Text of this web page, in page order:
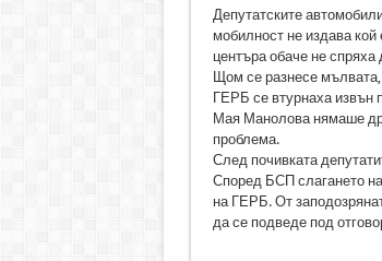
Депутатските
мобилност не издава
центъра обаче не спряха
Щом се разнесе
ГЕРБ се втурнаха извън
Мая Манолова нямаше
проблема.
След почивката
Според БСП слагането
на ГЕРБ. От
да се подведе под